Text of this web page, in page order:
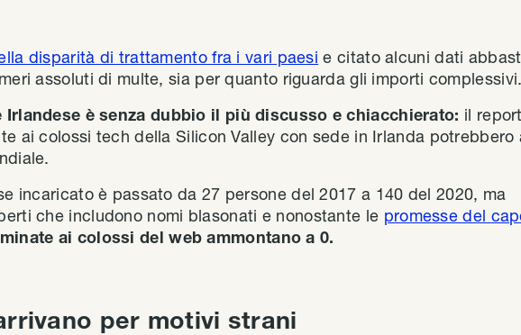
disparità di trattamento fra i vari paesi e citato alcuni dati
assoluti di multe, sia per quanto riguarda gli importi complessivi.
Irlandese è senza dubbio il più discusso e chiacchierato: il
ai colossi tech della Silicon Valley con sede in Irlanda potrebbero
incaricato è passato da 27 persone del 2017 a 140 del 2020, ma
che includono nomi blasonati e nonostante le promesse del
ai colossi del web ammontano a 0.
per motivi strani